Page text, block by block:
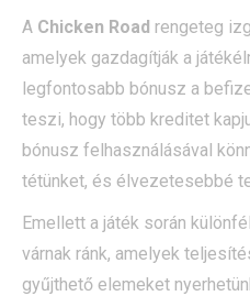
A Chicken Road rengeteg
amelyek gazdagítják a
legfontosabb bónusz a
teszi, hogy több kreditet
bónusz felhasználásával
tétünket, és élvezetesebbé
Emellett a játék során
várnak ránk, amelyek
gyűjthető elemeket